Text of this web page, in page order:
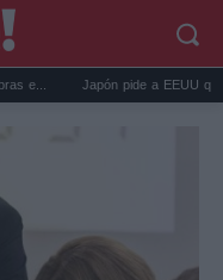
Japón pide a EEUU que deje